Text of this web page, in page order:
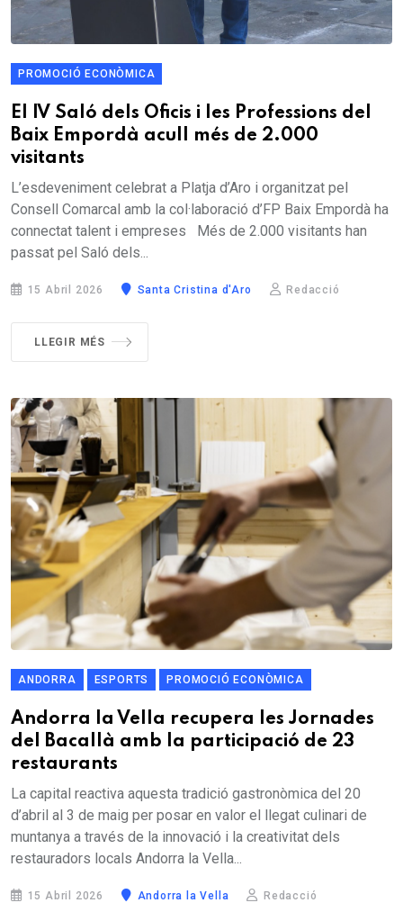
PROMOCIÓ ECONÒMICA
El IV Saló dels Oficis i les Professions del
Baix Empordà acull més de 2.000
visitants
L’esdeveniment celebrat a Platja d’Aro i organitzat pel
Consell Comarcal amb la col·laboració d’FP Baix Empordà ha
connectat talent i empreses Més de 2.000 visitants han
passat pel Saló dels...
15 Abril 2026 Santa Cristina d'Aro Redacció
LLEGIR MÉS
ANDORRA ESPORTS PROMOCIÓ ECONÒMICA
Andorra la Vella recupera les Jornades
del Bacallà amb la participació de 23
restaurants
La capital reactiva aquesta tradició gastronòmica del 20
d’abril al 3 de maig per posar en valor el llegat culinari de
muntanya a través de la innovació i la creativitat dels
restauradors locals Andorra la Vella...
15 Abril 2026 Andorra la Vella Redacció